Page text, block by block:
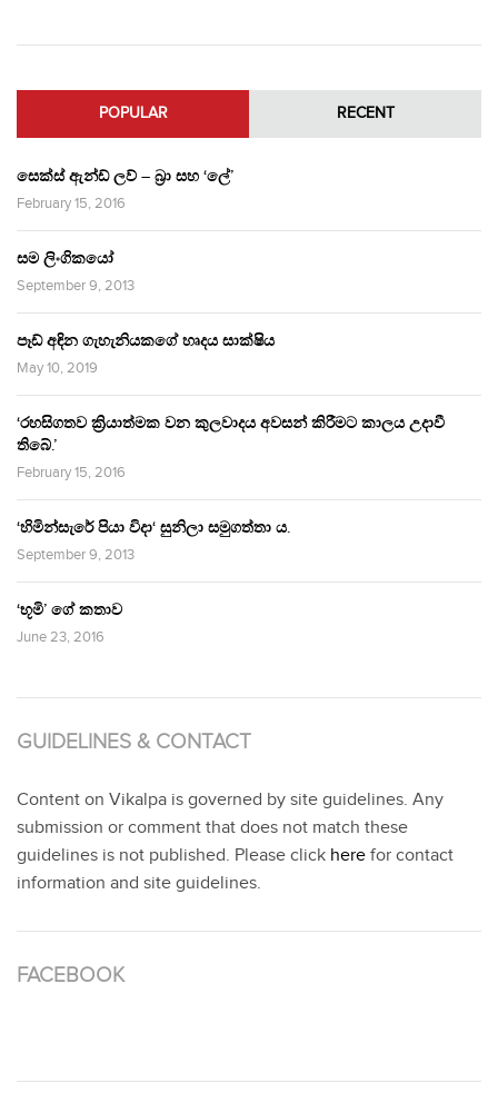
POPULAR RECENT
සෙක්ස් ඇන්ඩ් ලව් – බ්‍රා සහ ‘ලේ’
February 15, 2016
සම ලිංගිකයෝ
September 9, 2013
පෑඩ් අඳින ගැහැනියකගේ හෘදය සාක්ෂිය
May 10, 2019
‘රහසිගතව ක්‍රියාත්මක වන කුලවාදය අවසන් කිරීමට කාලය උදාවී
තිබේ.’
February 15, 2016
‘හිමින්සැරේ පියා විදා‘ සුනිලා සමුගත්තා ය.
September 9, 2013
‘භූමි’ ගේ කතාව
June 23, 2016
GUIDELINES & CONTACT
Content on Vikalpa is governed by site guidelines. Any
submission or comment that does not match these
guidelines is not published. Please click here for contact
information and site guidelines.
FACEBOOK